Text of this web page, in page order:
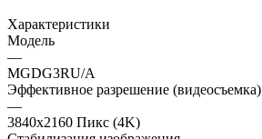
Характеристики
Модель
—
MGDG3RU/A
Эффективное разрешение (видеосъемка)
—
3840x2160 Пикс (4K)